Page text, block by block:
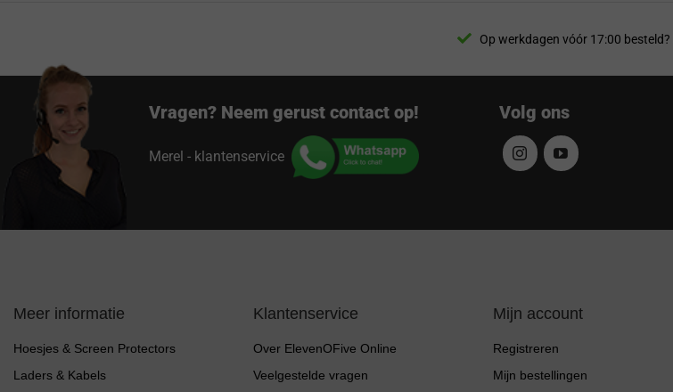
Op werkdagen vóór 17:00 besteld?
Vragen? Neem gerust contact op!
Merel - klantenservice
Volg ons
Meer informatie
Hoesjes & Screen Protectors
Laders & Kabels
Klantenservice
Over ElevenOFive Online
Veelgestelde vragen
Mijn account
Registreren
Mijn bestellingen